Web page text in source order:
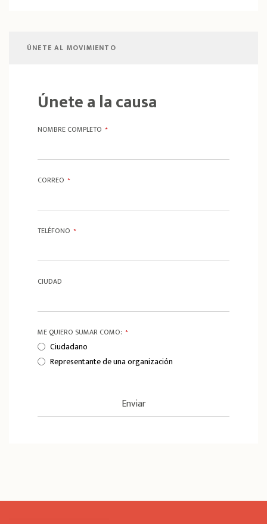
ÚNETE AL MOVIMIENTO
Únete a la causa
NOMBRE COMPLETO *
CORREO *
TELÉFONO *
CIUDAD
ME QUIERO SUMAR COMO: *
Ciudadano
Representante de una organización
Enviar